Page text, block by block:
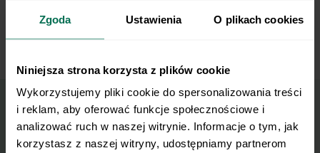
Zgoda Ustawienia O plikach cookies
Niniejsza strona korzysta z plików cookie
Wykorzystujemy pliki cookie do spersonalizowania treści
i reklam, aby oferować funkcje społecznościowe i
analizować ruch w naszej witrynie. Informacje o tym, jak
korzystasz z naszej witryny, udostępniamy partnerom
mieszamy. Smacznego!
Wyślij przepis na e-mail